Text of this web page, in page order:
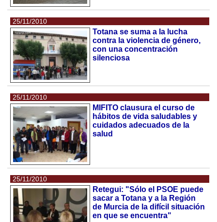
25/11/2010
Totana se suma a la lucha
contra la violencia de género,
con una concentración
silenciosa
25/11/2010
MIFITO clausura el curso de
hábitos de vida saludables y
cuidados adecuados de la
salud
25/11/2010
Retegui: "Sólo el PSOE puede
sacar a Totana y a la Región
de Murcia de la difícil situación
en que se encuentra"